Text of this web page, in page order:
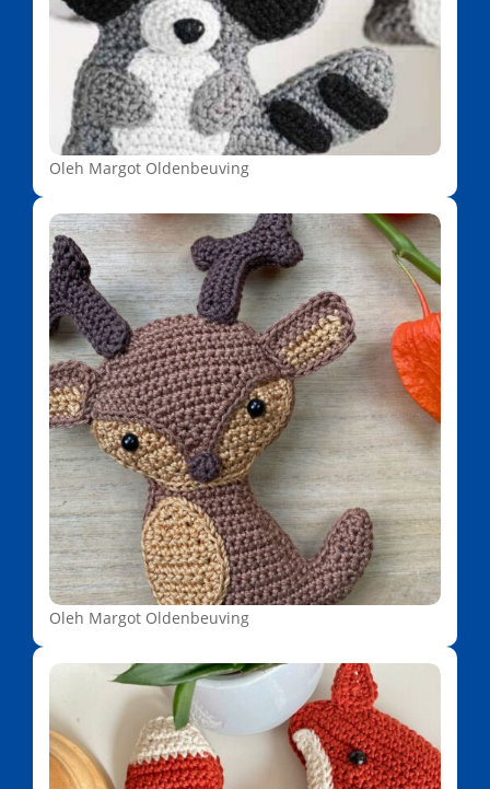
Oleh Margot Oldenbeuving
Oleh Margot Oldenbeuving